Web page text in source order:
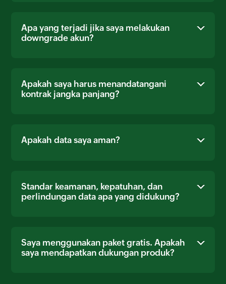
Apa yang terjadi jika saya melakukan
downgrade akun?
Apakah saya harus menandatangani
kontrak jangka panjang?
Apakah data saya aman?
Standar keamanan, kepatuhan, dan
perlindungan data apa yang didukung?
Saya menggunakan paket gratis. Apakah
saya mendapatkan dukungan produk?